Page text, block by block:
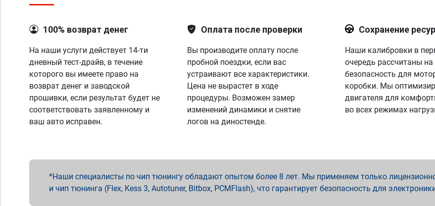
100% возврат денег
На наши услуги действует 14-ти
дневный тест-драйв, в течение
которого вы имеете право на
возврат денег и заводской
прошивки, если результат будет не
соответствовать заявленному и
ваш авто исправен.
Оплата после проверки
Вы производите оплату после
пробной поездки, если вас
устраивают все характеристики.
Цена не вырастет в ходе
процедуры. Возможен замер
изменений динамики и снятие
логов на диностенде.
Сохранение
Наши калибровки в
очередь рассчитаны на
безопасность для
коробки. Мы
двигателя для
во всех режимах
Наши специалисты по чип тюнингу обладают опытом более 8 лет. Мы применяем только
и чип тюнинга (Flex, Kess 3, Autotuner, Bitbox, PCMFlash), что гарантирует безопасность для